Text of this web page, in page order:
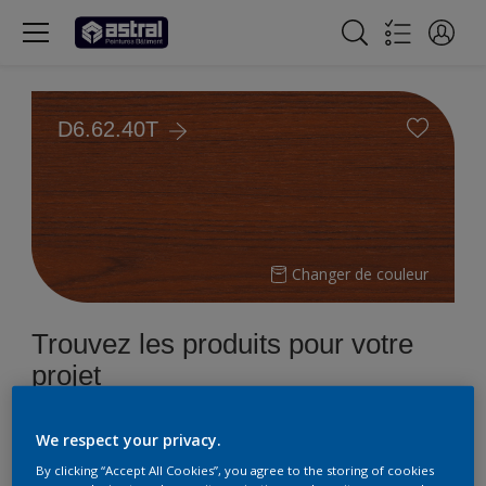
D6.62.40T
Changer de couleur
Trouvez les produits pour votre
projet
We respect your privacy.
By clicking “Accept All Cookies”, you agree to the storing of cookies